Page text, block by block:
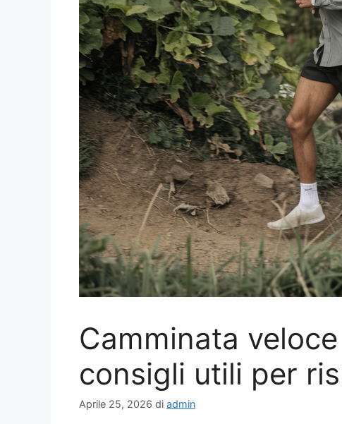
Camminata
consigli utili per
Aprile 25, 2026 di admin